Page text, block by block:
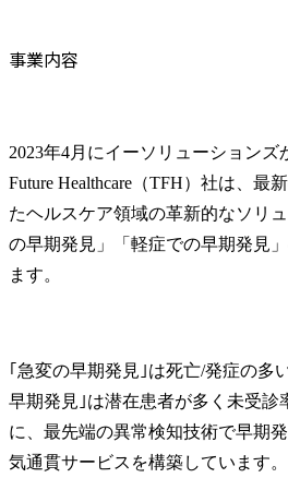
事業内容
2023年4月にイーソリューションズ
Future Healthcare（TFH）社は、最
たヘルスケア領域の革新的なソリ
の早期発見」「軽症での早期発見
ます。
｢急変の早期発見｣は死亡/発症の多
早期発見｣は潜在患者が多く未受診
に、最先端の異常検知技術で早期
気通貫サービスを構築しています。